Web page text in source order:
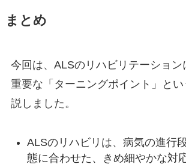
まとめ
今回は、ALSのリハビリテーション
重要な「ターニングポイント」と
説しました。
ALSのリハビリは、病気の進行
態に合わせた、きめ細やかな対